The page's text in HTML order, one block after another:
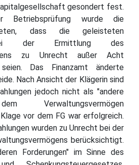
gesondert fest.
Betriebsprüfung wurde die
dass die geleisteten
der Ermittlung des
zu Unrecht außer Acht
Das Finanzamt änderte
Nach Ansicht der Klägerin sind
jedoch nicht als "andere
Verwaltungsvermögen
vor dem FG war erfolgreich.
wurden zu Unrecht bei der
berücksichtigt.
Forderungen" im Sinne des